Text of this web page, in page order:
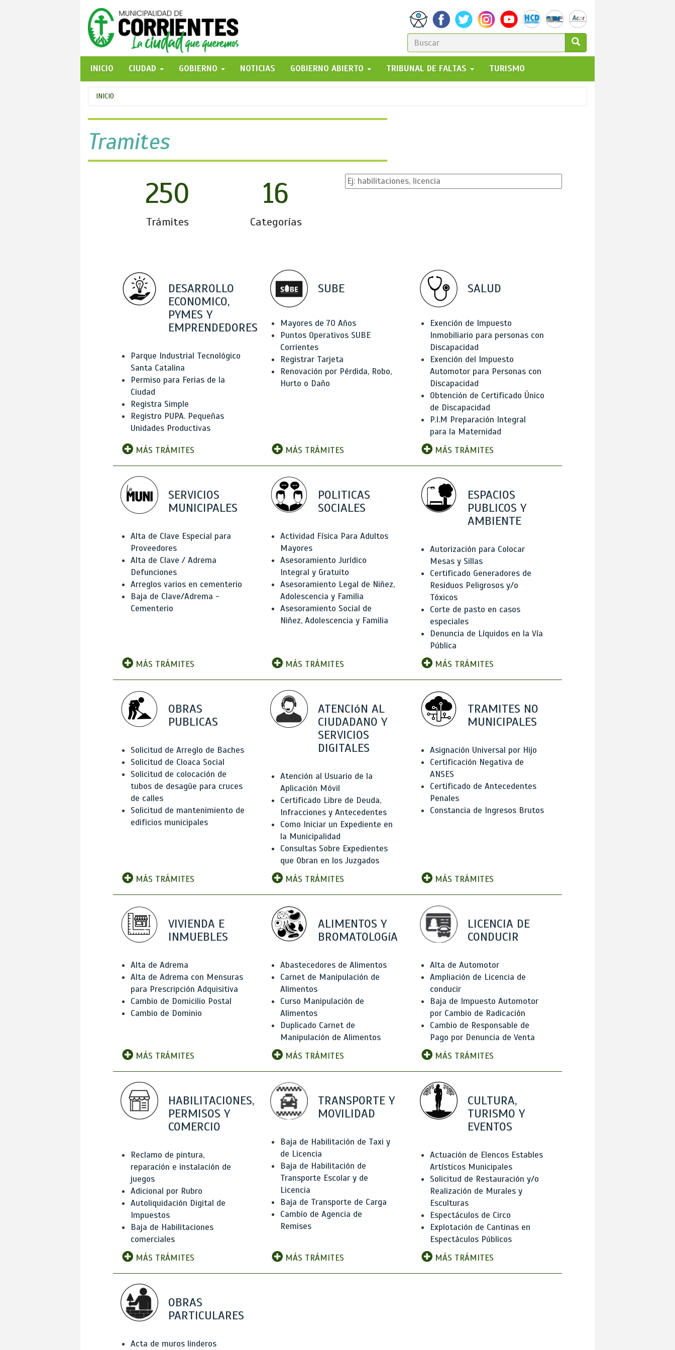
FORMULARIO
DE
BÚSQUEDA
GO!
INICIO
CIUDAD GOBIERNO NOTICIAS GOBIERNO ABIERTO TRIBUNAL DE FALTAS TURISMO
Se
encuentra
usted
aquí
INICIO
Tramites
250
Trámites
16
Categorías
DESARROLLO
ECONOMICO,
PYMES Y
EMPRENDEDORES
Parque Industrial Tecnológico
Santa Catalina
Permiso para Ferias de la
Ciudad
Registra Simple
Registro PUPA. Pequeñas
Unidades Productivas
MÁS TRÁMITES
SUBE
Mayores de 70 Años
Puntos Operativos SUBE
Corrientes
Registrar Tarjeta
Renovación por Pérdida, Robo,
Hurto o Daño
MÁS TRÁMITES
SALUD
Exención de Impuesto
Inmobiliario para personas con
Discapacidad
Exención del Impuesto
Automotor para Personas con
Discapacidad
Obtención de Certificado Único
de Discapacidad
P.I.M Preparación Integral
para la Maternidad
MÁS TRÁMITES
SERVICIOS
MUNICIPALES
Alta de Clave Especial para
Proveedores
Alta de Clave / Adrema
Defunciones
Arreglos varios en cementerio
Baja de Clave/Adrema -
Cementerio
MÁS TRÁMITES
POLITICAS
SOCIALES
Actividad Física Para Adultos
Mayores
Asesoramiento Jurídico
Integral y Gratuito
Asesoramiento Legal de Niñez,
Adolescencia y Familia
Asesoramiento Social de
Niñez, Adolescencia y Familia
MÁS TRÁMITES
ESPACIOS
PUBLICOS Y
AMBIENTE
Autorización para Colocar
Mesas y Sillas
Certificado Generadores de
Residuos Peligrosos y/o
Tóxicos
Corte de pasto en casos
especiales
Denuncia de Líquidos en la Vía
Pública
MÁS TRÁMITES
OBRAS
PUBLICAS
Solicitud de Arreglo de Baches
Solicitud de Cloaca Social
Solicitud de colocación de
tubos de desagüe para cruces
de calles
Solicitud de mantenimiento de
edificios municipales
MÁS TRÁMITES
ATENCIóN AL
CIUDADANO Y
SERVICIOS
DIGITALES
Atención al Usuario de la
Aplicación Móvil
Certificado Libre de Deuda,
Infracciones y Antecedentes
Como Iniciar un Expediente en
la Municipalidad
Consultas Sobre Expedientes
que Obran en los Juzgados
MÁS TRÁMITES
TRAMITES NO
MUNICIPALES
Asignación Universal por Hijo
Certificación Negativa de
ANSES
Certificado de Antecedentes
Penales
Constancia de Ingresos Brutos
MÁS TRÁMITES
VIVIENDA E
INMUEBLES
Alta de Adrema
Alta de Adrema con Mensuras
para Prescripción Adquisitiva
Cambio de Domicilio Postal
Cambio de Dominio
MÁS TRÁMITES
ALIMENTOS Y
BROMATOLOGíA
Abastecedores de Alimentos
Carnet de Manipulación de
Alimentos
Curso Manipulación de
Alimentos
Duplicado Carnet de
Manipulación de Alimentos
MÁS TRÁMITES
LICENCIA DE
CONDUCIR
Alta de Automotor
Ampliación de Licencia de
conducir
Baja de Impuesto Automotor
por Cambio de Radicación
Cambio de Responsable de
Pago por Denuncia de Venta
MÁS TRÁMITES
HABILITACIONES,
PERMISOS Y
COMERCIO
Reclamo de pintura,
reparación e instalación de
juegos
Adicional por Rubro
Autoliquidación Digital de
Impuestos
Baja de Habilitaciones
comerciales
MÁS TRÁMITES
TRANSPORTE Y
MOVILIDAD
Baja de Habilitación de Taxi y
de Licencia
Baja de Habilitación de
Transporte Escolar y de
Licencia
Baja de Transporte de Carga
Cambio de Agencia de
Remises
MÁS TRÁMITES
CULTURA,
TURISMO Y
EVENTOS
Actuación de Elencos Estables
Artísticos Municipales
Solicitud de Restauración y/o
Realización de Murales y
Esculturas
Espectáculos de Circo
Explotación de Cantinas en
Espectáculos Públicos
MÁS TRÁMITES
OBRAS
PARTICULARES
Acta de muros linderos